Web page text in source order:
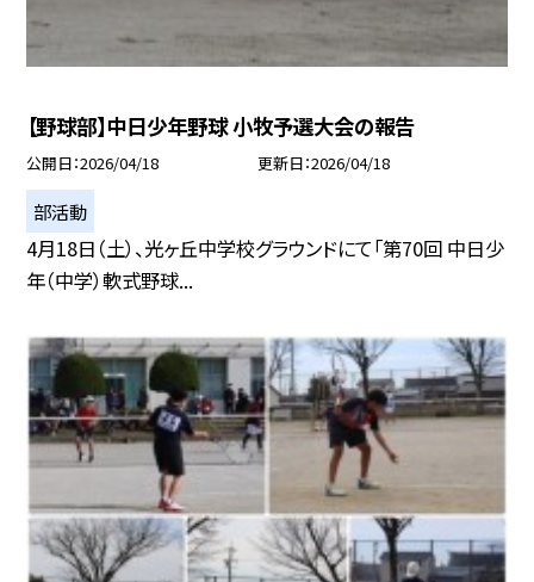
【野球部】中日少年野球 小牧予選大会の報告
公開日 2026/04/18 更新日 2026/04/18
部活動
4月18日（土）、光ヶ丘中学校グラウンドにて「第70回 中日少
年（中学）軟式野球...